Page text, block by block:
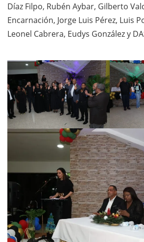
Díaz Filpo, Rubén Aybar, Gilberto
Encarnación, Jorge Luis Pérez, Luis
Leonel Cabrera, Eudys González y